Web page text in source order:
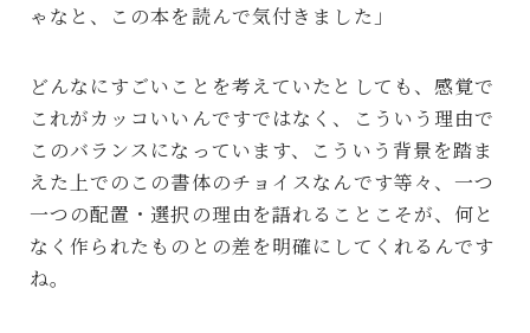
ゃなと、この本を読んで気付きました」
どんなにすごいことを考えていたとしても、感覚で
これがカッコいいんですではなく、こういう理由で
このバランスになっています、こういう背景を踏ま
えた上でのこの書体のチョイスなんです等々、一つ
一つの配置・選択の理由を語れることこそが、何と
なく作られたものとの差を明確にしてくれるんです
ね。